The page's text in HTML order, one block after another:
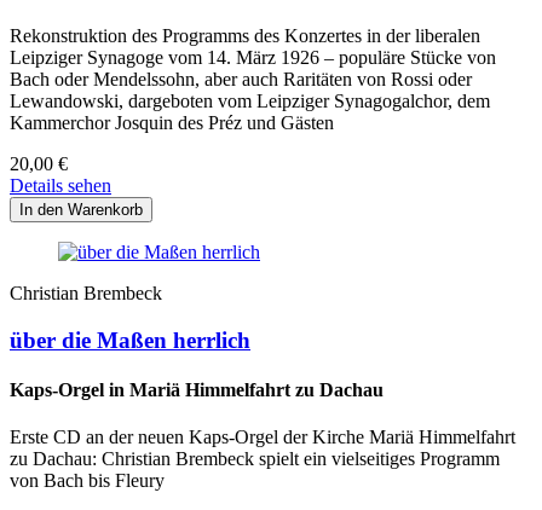
Rekonstruktion des Programms des Konzertes in der liberalen
Leipziger Synagoge vom 14. März 1926 – populäre Stücke von
Bach oder Mendelssohn, aber auch Raritäten von Rossi oder
Lewandowski, dargeboten vom Leipziger Synagogalchor, dem
Kammerchor Josquin des Préz und Gästen
20,00 €
Details sehen
Christian Brembeck
über die Maßen herrlich
Kaps-Orgel in Mariä Himmelfahrt zu Dachau
Erste CD an der neuen Kaps-Orgel der Kirche Mariä Himmelfahrt
zu Dachau: Christian Brembeck spielt ein vielseitiges Programm
von Bach bis Fleury